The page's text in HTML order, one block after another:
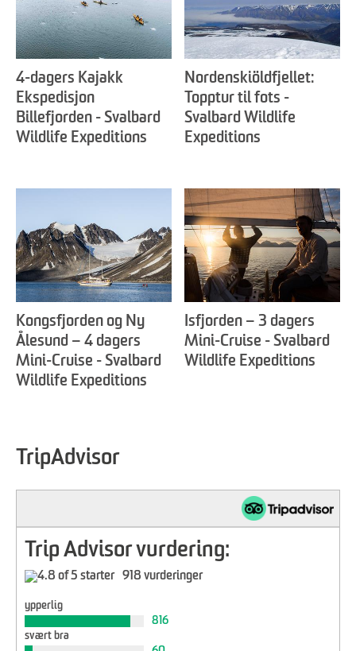
4-dagers Kajakk
Ekspedisjon
Billefjorden - Svalbard
Wildlife Expeditions
Nordenskiöldfjellet:
Topptur til fots -
Svalbard Wildlife
Expeditions
Kongsfjorden og Ny
Ålesund – 4 dagers
Mini-Cruise - Svalbard
Wildlife Expeditions
Isfjorden – 3 dagers
Mini-Cruise - Svalbard
Wildlife Expeditions
TripAdvisor
Trip Advisor vurdering:
918 vurderinger
ypperlig
816
svært bra